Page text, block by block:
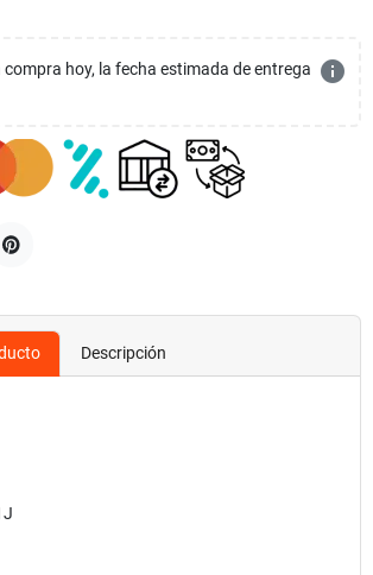
compra hoy, la fecha estimada de entrega info
Descripción